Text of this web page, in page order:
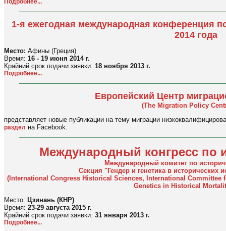
Подробнее...
1-я ежегодная международная конференция
2014 года
Место: Афины (Греция)
Время: 16 - 19 июня 2014 г.
Крайний срок подачи заявки: 18 ноября 2013 г.
Подробнее...
Европейский Центр
(The Migration Policy
представляет новые публикации на тему миграции
раздел на Facebook.
Международный конгресс по
Международный комитет по
Секция "Гендер и генетика в исторических
(International Congress Historical Sciences, International
Genetics in Historical
Место: Цзинань (КНР)
Время: 23-29 августа 2015 г.
Крайний срок подачи заявки: 31 января 2013 г.
Подробнее...